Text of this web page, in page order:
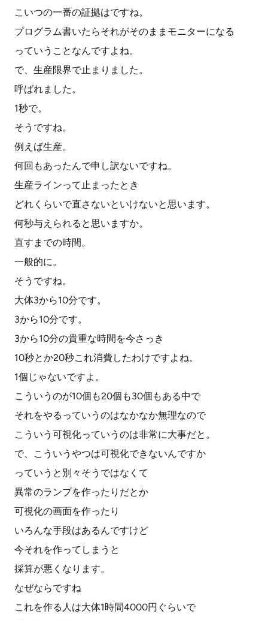
こいつの一番の証拠はですね。
プログラム書いたらそれがそのままモニターになる
っていうことなんですよね。
で、生産限界で止まりました。
呼ばれました。
1秒で。
そうですね。
例えば生産。
何回もあったんで申し訳ないですね。
生産ラインって止まったとき
どれくらいで直さないといけないと思います。
何秒与えられると思いますか。
直すまでの時間。
一般的に。
そうですね。
大体3から10分です。
3から10分です。
3から10分の貴重な時間を今さっき
10秒とか20秒これ消費したわけですよね。
1個じゃないですよ。
こういうのが10個も20個も30個もある中で
それをやるっていうのはなかなか無理なので
こういう可視化っていうのは非常に大事だと。
で、こういうやつは可視化できないんですか
っていうと別々そうではなくて
異常のランプを作ったりだとか
可視化の画面を作ったり
いろんな手段はあるんですけど
今それを作ってしまうと
採算が悪くなります。
なぜならですね
これを作る人は大体1時間4000円ぐらいで